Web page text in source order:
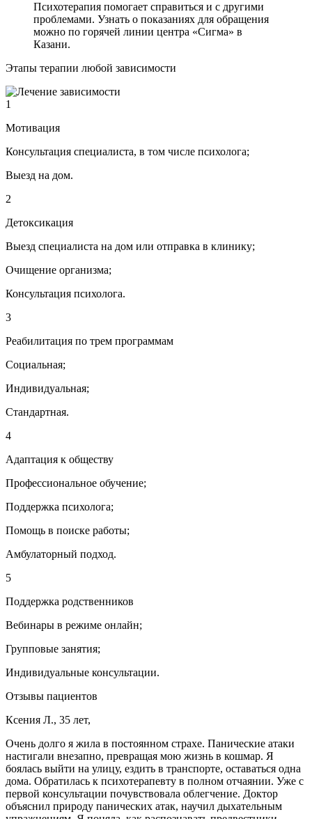
Психотерапия помогает справиться и с другими
проблемами. Узнать о показаниях для обращения
можно по горячей линии центра «Сигма» в
Казани.
Этапы терапии любой зависимости
1
Мотивация
Консультация специалиста, в том числе психолога;
Выезд на дом.
2
Детоксикация
Выезд специалиста на дом или отправка в клинику;
Очищение организма;
Консультация психолога.
3
Реабилитация по трем программам
Социальная;
Индивидуальная;
Стандартная.
4
Адаптация к обществу
Профессиональное обучение;
Поддержка психолога;
Помощь в поиске работы;
Амбулаторный подход.
5
Поддержка родственников
Вебинары в режиме онлайн;
Групповые занятия;
Индивидуальные консультации.
Отзывы пациентов
Ксения Л., 35 лет,
Очень долго я жила в постоянном страхе. Панические атаки
настигали внезапно, превращая мою жизнь в кошмар. Я
боялась выйти на улицу, ездить в транспорте, оставаться одна
дома. Обратилась к психотерапевту в полном отчаянии. Уже с
первой консультации почувствовала облегчение. Доктор
объяснил природу панических атак, научил дыхательным